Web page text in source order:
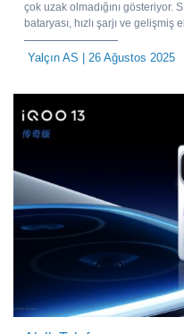
çok uzak olmadığını gösteriyor.
bataryası, hızlı şarjı ve gelişmiş
Yalçın AS | 26 Ağustos 2025